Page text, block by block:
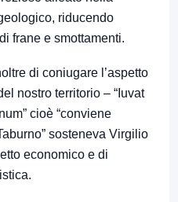
riducendo
frane e smottamenti.
di coniugare l’aspetto
nostro territorio – “Iuvat
cioè “conviene
sosteneva Virgilio
economico e di